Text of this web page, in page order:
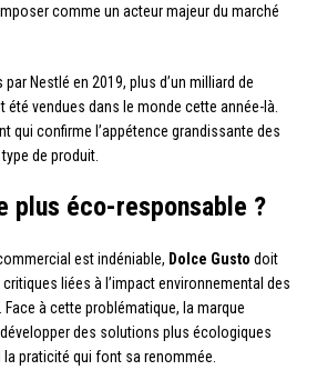
comme un acteur majeur du marché
Nestlé en 2019, plus d’un milliard de
été vendues dans le monde cette année-là.
qui confirme l’appétence grandissante des
de produit.
plus éco-responsable ?
est indéniable, Dolce Gusto doit
liées à l’impact environnemental des
à cette problématique, la marque
des solutions plus écologiques
praticité qui font sa renommée.